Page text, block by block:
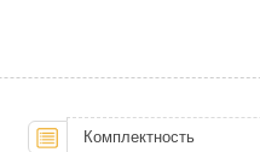
Комплектность